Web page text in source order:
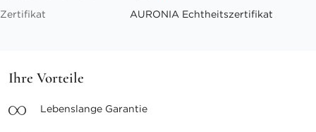
Zertifikat
AURONIA Echtheitszertifikat
Ihre Vorteile
Lebenslange Garantie